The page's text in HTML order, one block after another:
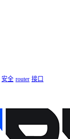
安全 router 接口